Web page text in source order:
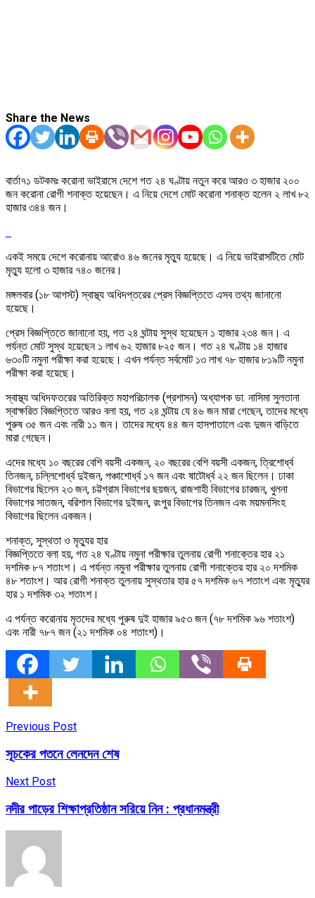
Share the News
বার্তা৭১ ডটকমঃ করোনা ভাইরাসে দেশে গত ২৪ ঘণ্টায় নতুন করে আরও ৩ হাজার ২০০
জন করোনা রোগী শনাক্ত হয়েছেন। এ নিয়ে দেশে মোট করোনা শনাক্ত হলেন ২ লাখ ৮২
হাজার ৩৪৪ জন।
একই সময়ে দেশে করোনায় আরোও ৪৬ জনের মৃত্যু হয়েছে। এ নিয়ে ভাইরাসটিতে মোট
মৃত্যু হলো ৩ হাজার ৭৪০ জনের।
মঙ্গলবার (১৮ আগস্ট) স্বাস্থ্য অধিদপ্তরের প্রেস বিজ্ঞপ্তিতে এসব তথ্য জানানো
হয়েছে।
প্রেস বিজ্ঞপ্তিতে জানানো হয়, গত ২৪ ঘন্টায় সুস্থ হয়েছেন ১ হাজার ২৩৪ জন। এ
পর্যন্ত মোট সুস্থ হয়েছেন ১ লাখ ৬২ হাজার ৮২৫ জন। গত ২৪ ঘণ্টায় ১৪ হাজার
৬৩০টি নমুনা পরীক্ষা করা হয়েছে। এখন পর্যন্ত সর্বমোট ১৩ লাখ ৭৮ হাজার ৮১৯টি নমুনা
পরীক্ষা করা হয়েছে।
স্বাস্থ্য অধিদফতরের অতিরিক্ত মহাপরিচালক (প্রশাসন) অধ্যাপক ডা. নাসিমা সুলতানা
স্বাক্ষরিত বিজ্ঞপ্তিতে আরও বলা হয়, গত ২৪ ঘন্টায় যে ৪৬ জন মারা গেছেন, তাদের মধ্যে
পুরুষ ৩৫ জন এবং নারী ১১ জন। তাদের মধ্যে ৪৪ জন হাসপাতালে এবং দুজন বাড়িতে
মারা গেছেন।
এদের মধ্যে ১০ বছরের বেশি বয়সী একজন, ২০ বছরের বেশি বয়সী একজন, ত্রিশোর্ধ্ব
তিনজন, চল্লিশোর্ধ্ব দুইজন, পঞ্চাশোর্ধ্ব ১৭ জন এবং ষাটোর্ধ্ব ২২ জন ছিলেন। ঢাকা
বিভাগের ছিলেন ২৩ জন, চট্টগ্রাম বিভাগের ছয়জন, রাজশাহী বিভাগের চারজন, খুলনা
বিভাগের সাতজন, বরিশাল বিভাগের দুইজন, রংপুর বিভাগের তিনজন এবং ময়মনসিংহ
বিভাগের ছিলেন একজন।
শনাক্ত, সুস্থতা ও মৃত্যুর হার
বিজ্ঞপ্তিতে বলা হয়, গত ২৪ ঘণ্টায় নমুনা পরীক্ষার তুলনায় রোগী শনাক্তের হার ২১
দশমিক ৮৭ শতাংশ। এ পর্যন্ত নমুনা পরীক্ষার তুলনায় রোগী শনাক্তের হার ২০ দশমিক
৪৮ শতাংশ। আর রোগী শনাক্ত তুলনায় সুস্থতার হার ৫৭ দশমিক ৬৭ শতাংশ এবং মৃত্যুর
হার ১ দশমিক ৩২ শতাংশ।
এ পর্যন্ত করোনায় মৃতদের মধ্যে পুরুষ দুই হাজার ৯৫৩ জন (৭৮ দশমিক ৯৬ শতাংশ)
এবং নারী ৭৮৭ জন (২১ দশমিক ০৪ শতাংশ)।
Previous Post
সূচকের পতনে লেনদেন শেষ
Next Post
নদীর পাড়ের শিক্ষাপ্রতিষ্ঠান সরিয়ে নিন : প্রধানমন্ত্রী